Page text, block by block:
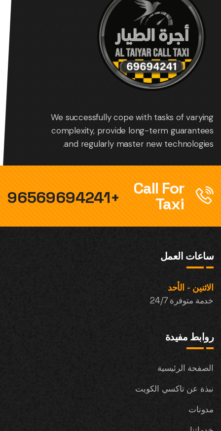
We successfully cope with tasks of varying
complexity, provide long-term guarantees
and regularly master new technologies.
Call For
Taxi
+96569694241
ساعات العمل
الاثنين - الأحد
خدمة متوفرة 24/7
روابط مفيدة
الصفحة الرئيسية
نبذة عن تاكسي الكويت
مدونات